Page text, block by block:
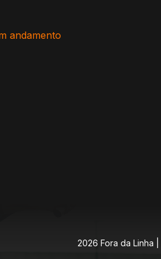
andamento
2026 Fora da Linha |